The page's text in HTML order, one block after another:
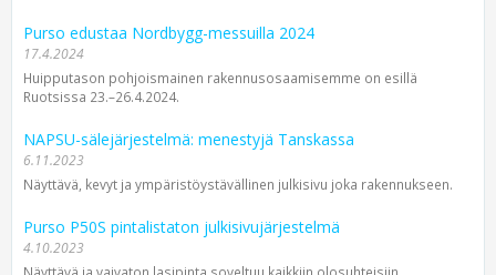
Purso edustaa Nordbygg-messuilla 2024
17.4.2024
Huipputason pohjoismainen rakennusosaamisemme on esillä
Ruotsissa 23.–26.4.2024.
NAPSU-sälejärjestelmä: menestyjä Tanskassa
6.11.2023
Näyttävä, kevyt ja ympäristöystävällinen julkisivu joka rakennukseen.
Purso P50S pintalistaton julkisivujärjestelmä
4.10.2023
Näyttävä ja vaivaton lasipinta soveltuu kaikkiin olosuhteisiin.